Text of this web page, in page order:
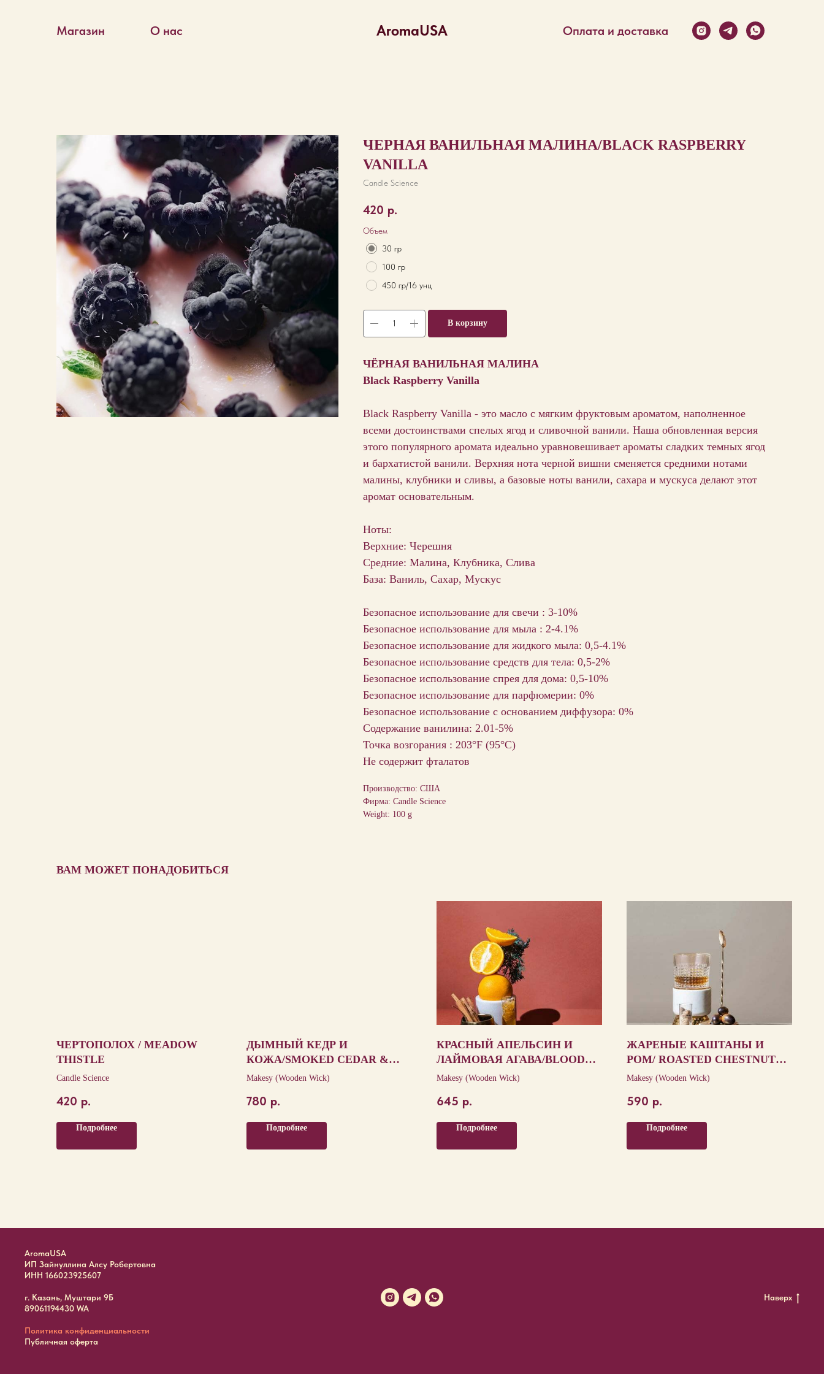
AromaUSA
Магазин О нас Оплата и доставка
ЧЕРНАЯ ВАНИЛЬНАЯ МАЛИНА/BLACK RASPBERRY
VANILLA
Candle Science
420 р.
Объем
30 гр
100 гр
450 гр/16 унц
В корзину
ЧЁРНАЯ ВАНИЛЬНАЯ МАЛИНА
Black Raspberry Vanilla
Black Raspberry Vanilla - это масло с мягким фруктовым ароматом, наполненное
всеми достоинствами спелых ягод и сливочной ванили. Наша обновленная версия
этого популярного аромата идеально уравновешивает ароматы сладких темных ягод
и бархатистой ванили. Верхняя нота черной вишни сменяется средними нотами
малины, клубники и сливы, а базовые ноты ванили, сахара и мускуса делают этот
аромат основательным.
Ноты:
Верхние: Черешня
Средние: Малина, Клубника, Слива
База: Ваниль, Сахар, Мускус
Безопасное использование для свечи : 3-10%
Безопасное использование для мыла : 2-4.1%
Безопасное использование для жидкого мыла: 0,5-4.1%
Безопасное использование средств для тела: 0,5-2%
Безопасное использование спрея для дома: 0,5-10%
Безопасное использование для парфюмерии: 0%
Безопасное использование с основанием диффузора: 0%
Содержание ванилина: 2.01-5%
Точка возгорания : 203°F (95°С)
Не содержит фталатов
Производство: США
Фирма: Candle Science
Weight: 100 g
ВАМ МОЖЕТ ПОНАДОБИТЬСЯ
ЧЕРТОПОЛОХ / MEADOW
THISTLE
Candle Science
420 р.
Подробнее
ДЫМНЫЙ КЕДР И
КОЖА/SMOKED CEDAR &
LEATHER
Makesy (Wooden Wick)
780 р.
Подробнее
КРАСНЫЙ АПЕЛЬСИН И
ЛАЙМОВАЯ АГАВА/BLOOD
ORANGE & LIME AGAVE
Makesy (Wooden Wick)
645 р.
Подробнее
ЖАРЕНЫЕ КАШТАНЫ И
РОМ/ ROASTED CHESTNUTS
& RUM
Makesy (Wooden Wick)
590 р.
Подробнее
AromaUSA
ИП Зайнуллина Алсу Робертовна
ИНН 166023925607
г. Казань, Муштари 9Б
89061194430 WA
Политика конфиденциальности
Публичная оферта
Наверх